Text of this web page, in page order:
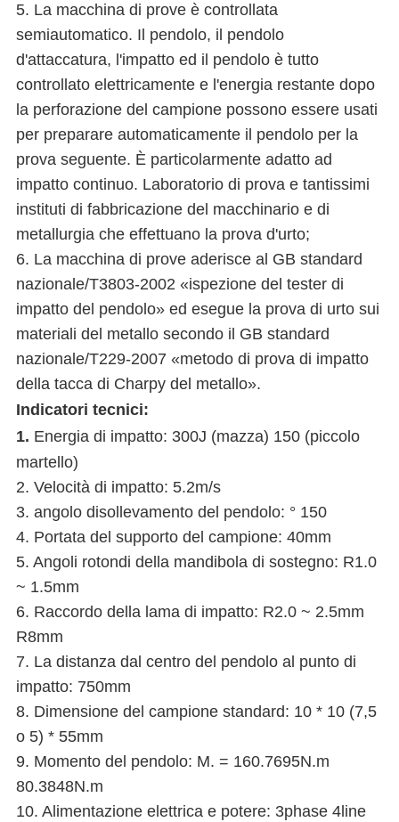
5. La macchina di prove è controllata
semiautomatico. Il pendolo, il pendolo
d'attaccatura, l'impatto ed il pendolo è tutto
controllato elettricamente e l'energia restante dopo
la perforazione del campione possono essere usati
per preparare automaticamente il pendolo per la
prova seguente. È particolarmente adatto ad
impatto continuo. Laboratorio di prova e tantissimi
instituti di fabbricazione del macchinario e di
metallurgia che effettuano la prova d'urto;
6. La macchina di prove aderisce al GB standard
nazionale/T3803-2002 «ispezione del tester di
impatto del pendolo» ed esegue la prova di urto sui
materiali del metallo secondo il GB standard
nazionale/T229-2007 «metodo di prova di impatto
della tacca di Charpy del metallo».
Indicatori tecnici:
1. Energia di impatto: 300J (mazza) 150 (piccolo
martello)
2. Velocità di impatto: 5.2m/s
3. angolo disollevamento del pendolo: ° 150
4. Portata del supporto del campione: 40mm
5. Angoli rotondi della mandibola di sostegno: R1.0
~ 1.5mm
6. Raccordo della lama di impatto: R2.0 ~ 2.5mm
R8mm
7. La distanza dal centro del pendolo al punto di
impatto: 750mm
8. Dimensione del campione standard: 10 * 10 (7,5
o 5) * 55mm
9. Momento del pendolo: M. = 160.7695N.m
80.3848N.m
10. Alimentazione elettrica e potere: 3phase 4line